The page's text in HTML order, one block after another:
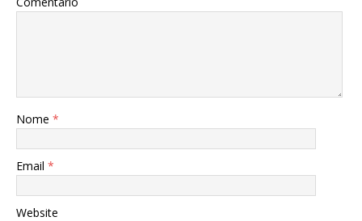
Nome *
Email *
Website